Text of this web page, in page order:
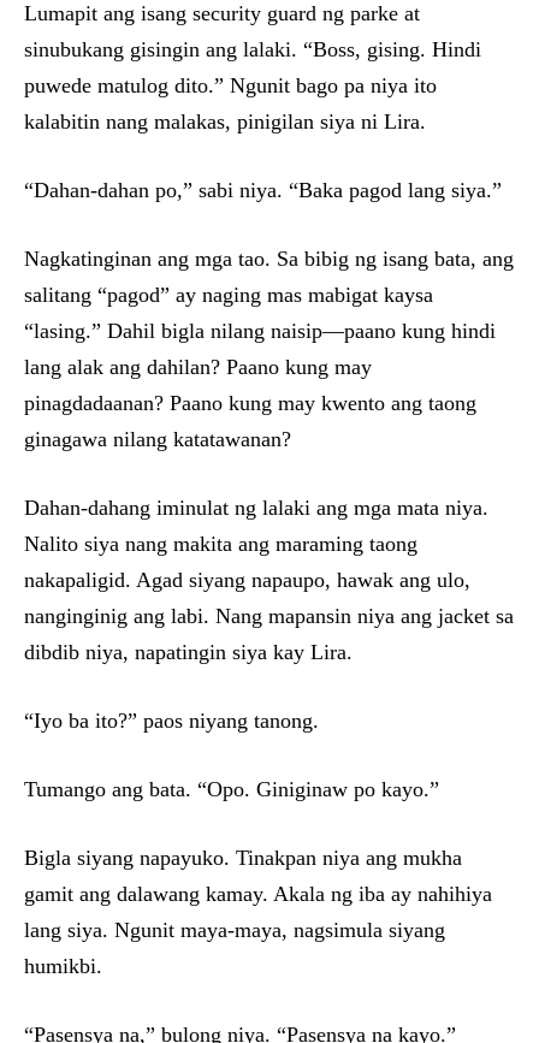
Lumapit ang isang security guard ng parke at
sinubukang gisingin ang lalaki. “Boss, gising. Hindi
puwede matulog dito.” Ngunit bago pa niya ito
kalabitin nang malakas, pinigilan siya ni Lira.
“Dahan-dahan po,” sabi niya. “Baka pagod lang siya.”
Nagkatinginan ang mga tao. Sa bibig ng isang bata, ang
salitang “pagod” ay naging mas mabigat kaysa
“lasing.” Dahil bigla nilang naisip—paano kung hindi
lang alak ang dahilan? Paano kung may
pinagdadaanan? Paano kung may kwento ang taong
ginagawa nilang katatawanan?
Dahan-dahang iminulat ng lalaki ang mga mata niya.
Nalito siya nang makita ang maraming taong
nakapaligid. Agad siyang napaupo, hawak ang ulo,
nanginginig ang labi. Nang mapansin niya ang jacket sa
dibdib niya, napatingin siya kay Lira.
“Iyo ba ito?” paos niyang tanong.
Tumango ang bata. “Opo. Giniginaw po kayo.”
Bigla siyang napayuko. Tinakpan niya ang mukha
gamit ang dalawang kamay. Akala ng iba ay nahihiya
lang siya. Ngunit maya-maya, nagsimula siyang
humikbi.
“Pasensya na,” bulong niya. “Pasensya na kayo.”